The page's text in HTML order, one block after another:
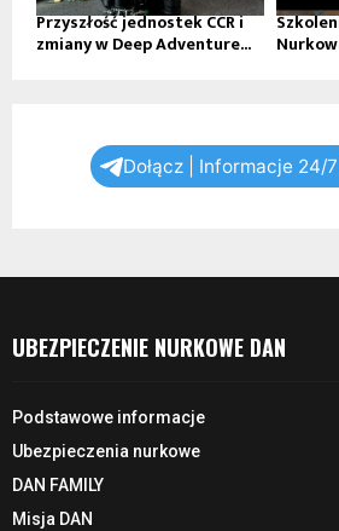
Przyszłość jednostek CCR i
zmiany w Deep Adventure...
Dołącz | Informacje 24/
UBEZPIECZENIE NURKOWE DAN
Podstawowe informacje
Ubezpieczenia nurkowe
DAN FAMILY
Misja DAN